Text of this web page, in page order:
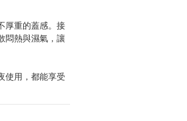
厚重的蓋感。接
悶熱與濕氣，讓
使用，都能享受